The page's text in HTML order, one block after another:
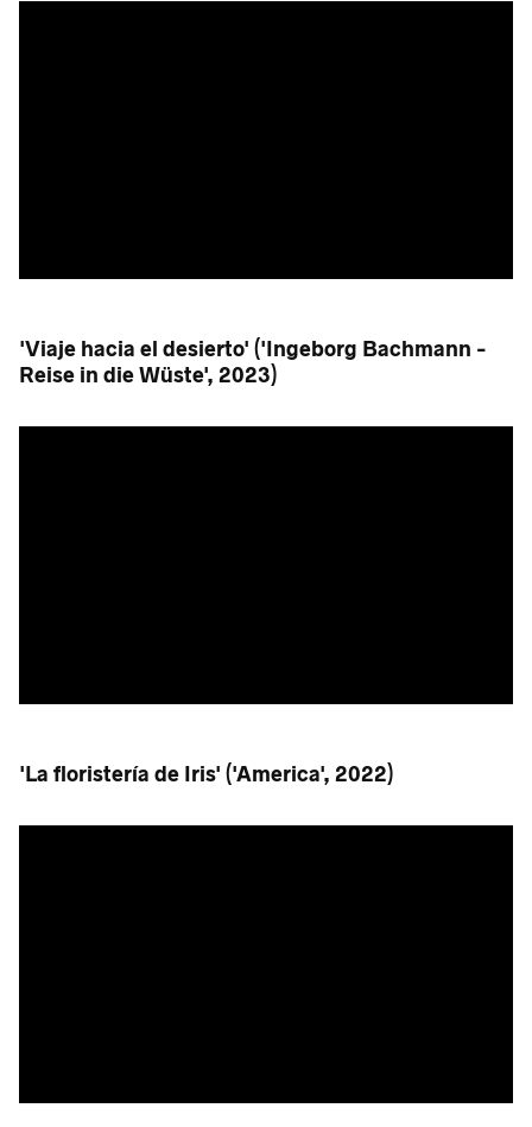
'Viaje hacia el desierto' ('Ingeborg Bachmann -
Reise in die Wüste', 2023)
'La floristería de Iris' ('America', 2022)